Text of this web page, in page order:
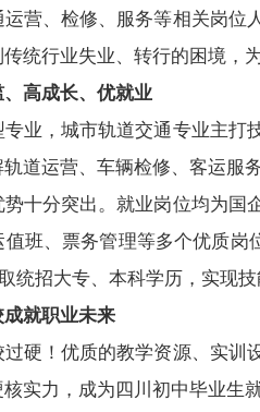
营、检修、服务等相关岗位
统行业失业、转行的困境，
高成长、优就业
业，城市轨道交通专业主打
道运营、车辆检修、客运服
十分突出。就业岗位均为
班、票务管理等多个优质岗
统招大专、本科学历，实现技
就职业未来
硬！优质的教学资源、实
实力，成为四川初中毕业生